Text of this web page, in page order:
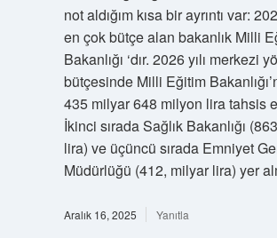
not aldığım kısa bir ayrıntı var:
en çok bütçe alan bakanlık Milli
Bakanlığı ‘dır. 2026 yılı merkezi
bütçesinde Milli Eğitim
435 milyar 648 milyon lira tahsis
İkinci sırada Sağlık Bakanlığı
lira) ve üçüncü sırada Emniyet
Müdürlüğü (412, milyar lira) yer
Aralık 16, 2025 Yanıtla